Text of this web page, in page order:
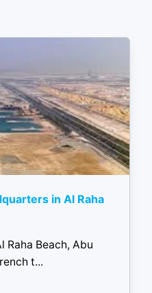
in Al Raha
Raha Beach, Abu
t...